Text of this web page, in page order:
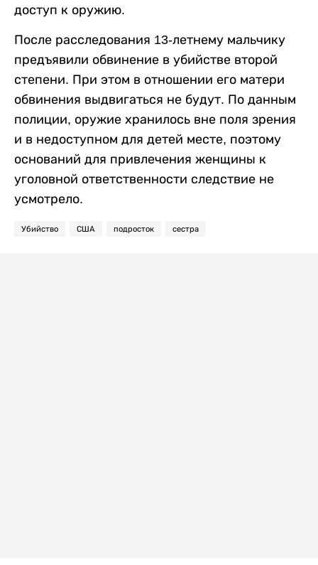
доступ к оружию.
После расследования 13-летнему мальчику
предъявили обвинение в убийстве второй
степени. При этом в отношении его матери
обвинения выдвигаться не будут. По данным
полиции, оружие хранилось вне поля зрения
и в недоступном для детей месте, поэтому
оснований для привлечения женщины к
уголовной ответственности следствие не
усмотрело.
Убийство США подросток сестра